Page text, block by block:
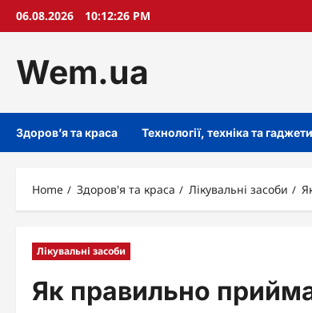
Skip06.08.2026 10:12:27 PM
Wem.ua
Здоров’я та краса Технології, техніка та гаджети
Home Здоров'я та краса Лікувальні засоби
Лікувальні засоби
Як правильно